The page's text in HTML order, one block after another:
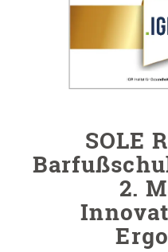
SOLE
2.